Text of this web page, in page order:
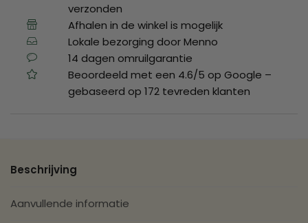
verzonden
Afhalen in de winkel is mogelijk
Lokale bezorging door Menno
14 dagen omruilgarantie
Beoordeeld met een 4.6/5 op Google –
gebaseerd op 172 tevreden klanten
Beschrijving
Aanvullende informatie